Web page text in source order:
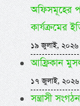
অফিসমূহের
কার্যক্রমের
১৯ জুলাই,
আফ্রিকান
১৭ জুলাই, ২০২৬
সন্ত্রাসী